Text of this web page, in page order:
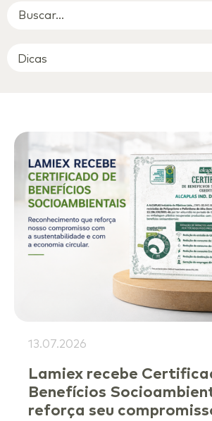
13.07.2026
Lamiex recebe
Benefícios
reforça seu